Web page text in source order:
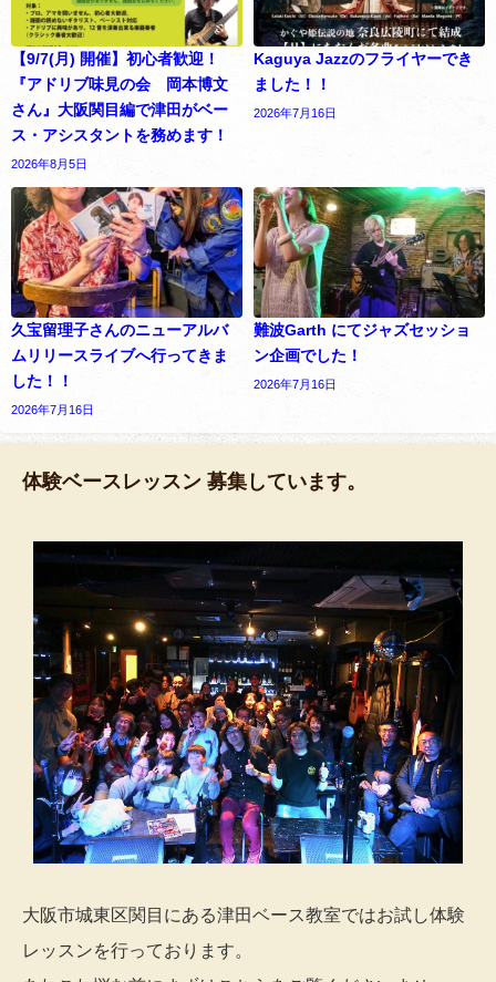
【9/7(月) 開催】初心者歓迎！
『アドリブ味見の会 岡本博文
さん』大阪関目編で津田がベー
ス・アシスタントを務めます！
2026年8月5日
Kaguya Jazzのフライヤーでき
ました！！
2026年7月16日
久宝留理子さんのニューアルバ
ムリリースライブへ行ってきま
した！！
2026年7月16日
難波Garth にてジャズセッショ
ン企画でした！
2026年7月16日
体験ベースレッスン 募集しています。
大阪市城東区関目にある津田ベース教室ではお試し体験
レッスンを行っております。